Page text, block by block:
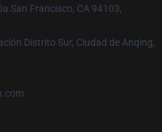
San Francisco, CA 94103,
Distrito Sur, Ciudad de Anqing,